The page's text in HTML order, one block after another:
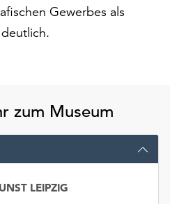
Gewerbes als
zum Museum
LEIPZIG